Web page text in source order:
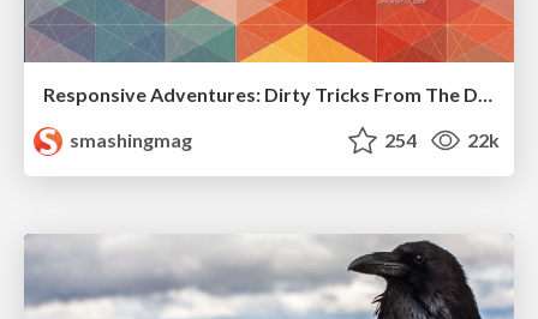
Responsive Adventures: Dirty Tricks From The Dark Corners of Front-End
smashingmag
254 22k